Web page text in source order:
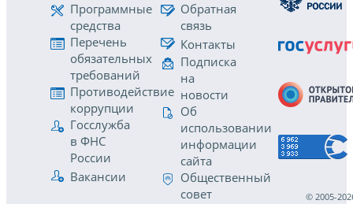
Программные
средства
Перечень
обязательных
требований
Противодействие
коррупции
Госслужба
в ФНС
России
Вакансии
Обратная
связь
Контакты
Подписка
на
новости
Об
использовании
информации
сайта
Общественный
совет
© 2005-